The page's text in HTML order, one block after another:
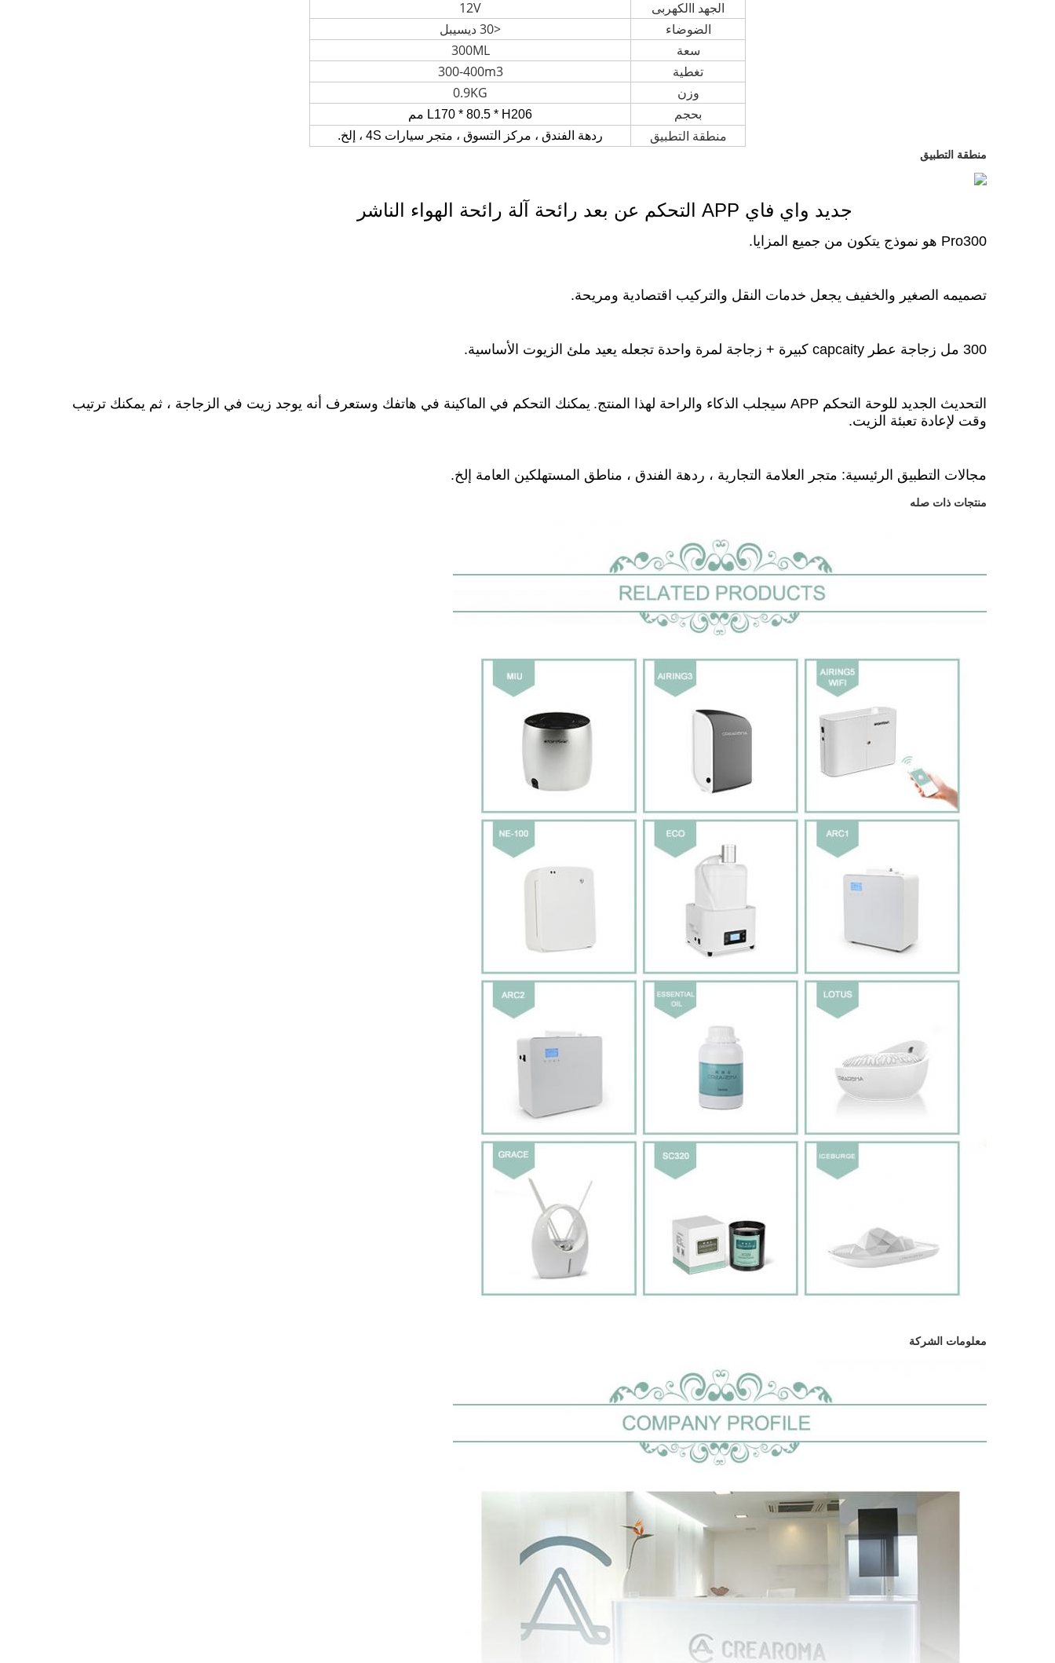
الجهد االكهربى
12V
الضوضاء
<30 ديسيبل
سعة
300ML
تغطية
300-400m3
وزن
0.9KG
بحجم
L170 * 80.5 * H206 مم
منطقة التطبيق ردهة الفندق ، مركز التسوق ، متجر سيارات 4S ، إلخ.
منطقة التطبيق
Pro300 هو نموذج يتكون من جميع المزايا.
تصميمه الصغير والخفيف يجعل خدمات النقل والتركيب اقتصادية ومريحة.
300 مل زجاجة عطر capcaity كبيرة + زجاجة لمرة واحدة تجعله يعيد ملئ الزيوت الأساسية.
التحديث الجديد للوحة التحكم APP سيجلب الذكاء والراحة لهذا المنتج.
يمكنك التحكم في الماكينة في هاتفك وستعرف أنه يوجد زيت في الزجاجة ، ثم يمكنك ترتيب
وقت لإعادة تعبئة الزيت.
مجالات التطبيق الرئيسية: متجر العلامة التجارية ، ردهة الفندق ، مناطق المستهلكين العامة إلخ.
منتجات ذات صله
معلومات الشركة